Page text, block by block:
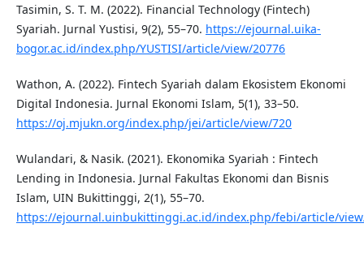
Tasimin, S. T. M. (2022). Financial Technology (Fintech)
Syariah. Jurnal Yustisi, 9(2), 55–70. https://ejournal.uika-
bogor.ac.id/index.php/YUSTISI/article/view/20776
Wathon, A. (2022). Fintech Syariah dalam Ekosistem Ekonomi
Digital Indonesia. Jurnal Ekonomi Islam, 5(1), 33–50.
https://oj.mjukn.org/index.php/jei/article/view/720
Wulandari, & Nasik. (2021). Ekonomika Syariah : Fintech
Lending in Indonesia. Jurnal Fakultas Ekonomi dan Bisnis
Islam, UIN Bukittinggi, 2(1), 55–70.
https://ejournal.uinbukittinggi.ac.id/index.php/febi/article/